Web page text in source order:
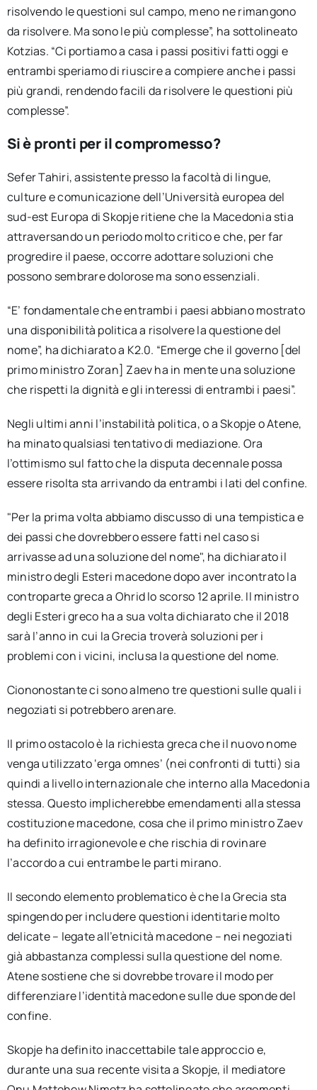
risolvendo le questioni sul campo, meno ne rimangono
da risolvere. Ma sono le più complesse”, ha sottolineato
Kotzias. “Ci portiamo a casa i passi positivi fatti oggi e
entrambi speriamo di riuscire a compiere anche i passi
più grandi, rendendo facili da risolvere le questioni più
complesse”.
Si è pronti per il compromesso?
Sefer Tahiri, assistente presso la facoltà di lingue,
culture e comunicazione dell’Università europea del
sud-est Europa di Skopje ritiene che la Macedonia stia
attraversando un periodo molto critico e che, per far
progredire il paese, occorre adottare soluzioni che
possono sembrare dolorose ma sono essenziali.
“E’ fondamentale che entrambi i paesi abbiano mostrato
una disponibilità politica a risolvere la questione del
nome”, ha dichiarato a K2.0. “Emerge che il governo [del
primo ministro Zoran] Zaev ha in mente una soluzione
che rispetti la dignità e gli interessi di entrambi i paesi”.
Negli ultimi anni l’instabilità politica, o a Skopje o Atene,
ha minato qualsiasi tentativo di mediazione. Ora
l’ottimismo sul fatto che la disputa decennale possa
essere risolta sta arrivando da entrambi i lati del confine.
"Per la prima volta abbiamo discusso di una tempistica e
dei passi che dovrebbero essere fatti nel caso si
arrivasse ad una soluzione del nome", ha dichiarato il
ministro degli Esteri macedone dopo aver incontrato la
controparte greca a Ohrid lo scorso 12 aprile. Il ministro
degli Esteri greco ha a sua volta dichiarato che il 2018
sarà l’anno in cui la Grecia troverà soluzioni per i
problemi con i vicini, inclusa la questione del nome.
Ciononostante ci sono almeno tre questioni sulle quali i
negoziati si potrebbero arenare.
Il primo ostacolo è la richiesta greca che il nuovo nome
venga utilizzato ‘erga omnes’ (nei confronti di tutti) sia
quindi a livello internazionale che interno alla Macedonia
stessa. Questo implicherebbe emendamenti alla stessa
costituzione macedone, cosa che il primo ministro Zaev
ha definito irragionevole e che rischia di rovinare
l’accordo a cui entrambe le parti mirano.
Il secondo elemento problematico è che la Grecia sta
spingendo per includere questioni identitarie molto
delicate – legate all’etnicità macedone – nei negoziati
già abbastanza complessi sulla questione del nome.
Atene sostiene che si dovrebbe trovare il modo per
differenziare l’identità macedone sulle due sponde del
confine.
Skopje ha definito inaccettabile tale approccio e,
durante una sua recente visita a Skopje, il mediatore